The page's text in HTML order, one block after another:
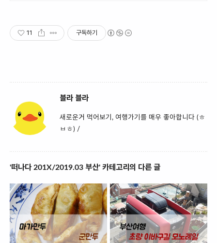
11 구독하기
블라 블라
새로운거 먹어보기, 여행가기를 매우 좋아합니다 (ㅎ
ㅂㅎ) /
'떠나다 201X/2019.03 부산' 카테고리의 다른 글